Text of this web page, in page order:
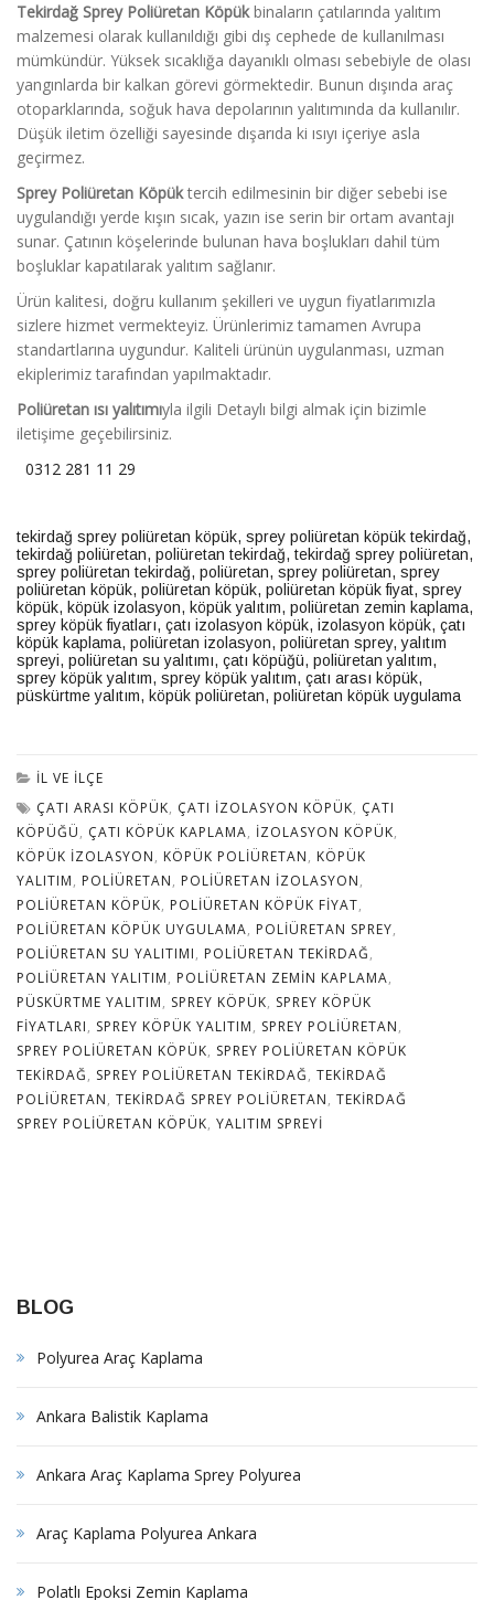
Tekirdağ Sprey Poliüretan Köpükbinaların çatılarında yalıtım
malzemesi olarak kullanıldığı gibi dış cephede de kullanılması
mümkündür. Yüksek sıcaklığa dayanıklı olması sebebiyle de olası
yangınlarda bir kalkan görevi görmektedir. Bunun dışında araç
otoparklarında, soğuk hava depolarının yalıtımında da kullanılır.
Düşük iletim özelliği sayesinde dışarıda ki ısıyı içeriye asla
geçirmez.
Sprey Poliüretan Köpüktercih edilmesinin bir diğer sebebi ise
uygulandığı yerde kışın sıcak, yazın ise serin bir ortam avantajı
sunar. Çatının köşelerinde bulunan hava boşlukları dahil tüm
boşluklar kapatılarak yalıtım sağlanır.
Ürün kalitesi, doğru kullanım şekilleri ve uygun fiyatlarımızla
sizlere hizmet vermekteyiz. Ürünlerimiz tamamen Avrupa
standartlarına uygundur. Kaliteli ürünün uygulanması, uzman
ekiplerimiz tarafından yapılmaktadır.
Poliüretan ısı yalıtımıyla ilgili Detaylı bilgi almak için bizimle
iletişime geçebilirsiniz.
0312 281 11 29
tekirdağ sprey poliüretan köpük, sprey poliüretan köpük tekirdağ,
tekirdağ poliüretan, poliüretan tekirdağ, tekirdağ sprey poliüretan,
sprey poliüretan tekirdağ, poliüretan, sprey poliüretan, sprey
poliüretan köpük, poliüretan köpük, poliüretan köpük fiyat, sprey
köpük, köpük izolasyon, köpük yalıtım, poliüretan zemin kaplama,
sprey köpük fiyatları, çatı izolasyon köpük, izolasyon köpük, çatı
köpük kaplama, poliüretan izolasyon, poliüretan sprey,yalıtım
spreyi, poliüretan su yalıtımı, çatı köpüğü, poliüretan yalıtım,
sprey köpük yalıtım, sprey köpük yalıtım, çatı arası köpük,
püskürtme yalıtım, köpük poliüretan, poliüretan köpük uygulama
İL VE İLÇE
ÇATI ARASI KÖPÜK, ÇATI IZOLASYON KÖPÜK, ÇATI
KÖPÜĞÜ, ÇATI KÖPÜK KAPLAMA, IZOLASYON KÖPÜK,
KÖPÜK IZOLASYON, KÖPÜK POLIÜRETAN, KÖPÜK
YALITIM, POLIÜRETAN, POLIÜRETAN IZOLASYON,
POLIÜRETAN KÖPÜK, POLIÜRETAN KÖPÜK FIYAT,
POLIÜRETAN KÖPÜK UYGULAMA, POLIÜRETAN SPREY,
POLIÜRETAN SU YALITIMI, POLIÜRETAN TEKIRDAĞ,
POLIÜRETAN YALITIM, POLIÜRETAN ZEMIN KAPLAMA,
PÜSKÜRTME YALITIM, SPREY KÖPÜK, SPREY KÖPÜK
FIYATLARI, SPREY KÖPÜK YALITIM, SPREY POLIÜRETAN,
SPREY POLIÜRETAN KÖPÜK, SPREY POLIÜRETAN KÖPÜK
TEKIRDAĞ, SPREY POLIÜRETAN TEKIRDAĞ, TEKIRDAĞ
POLIÜRETAN, TEKIRDAĞ SPREY POLIÜRETAN, TEKIRDAĞ
SPREY POLIÜRETAN KÖPÜK, YALITIM SPREYI
BLOG
Polyurea Araç Kaplama
Ankara Balistik Kaplama
Ankara Araç Kaplama Sprey Polyurea
Araç Kaplama Polyurea Ankara
Polatlı Epoksi Zemin Kaplama